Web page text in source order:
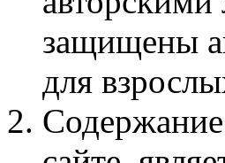
защищены
для